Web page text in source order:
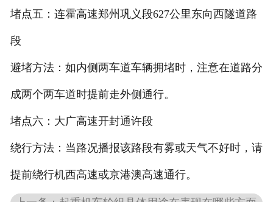
堵点五：连霍高速郑州巩义段627公里东向西隧道路
段
避堵方法：如内侧两车道车辆拥堵时，注意在道路分
成两个两车道时提前走外侧通行。
堵点六：大广高速开封通许段
绕行方法：当路况播报该路段有雾或天气不好时，请
提前绕行机西高速或京港澳高速通行。